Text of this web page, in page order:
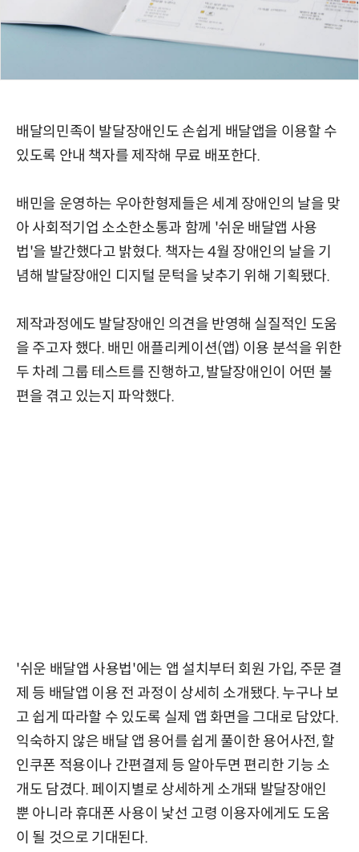
배달의민족이 발달장애인도 손쉽게 배달앱을 이용할 수
있도록 안내 책자를 제작해 무료 배포한다.
배민을 운영하는 우아한형제들은 세계 장애인의 날을 맞
아 사회적기업 소소한소통과 함께 '쉬운 배달앱 사용
법'을 발간했다고 밝혔다. 책자는 4월 장애인의 날을 기
념해 발달장애인 디지털 문턱을 낮추기 위해 기획됐다.
제작과정에도 발달장애인 의견을 반영해 실질적인 도움
을 주고자 했다. 배민 애플리케이션(앱) 이용 분석을 위한
두 차례 그룹 테스트를 진행하고, 발달장애인이 어떤 불
편을 겪고 있는지 파악했다.
'쉬운 배달앱 사용법'에는 앱 설치부터 회원 가입, 주문 결
제 등 배달앱 이용 전 과정이 상세히 소개됐다. 누구나 보
고 쉽게 따라할 수 있도록 실제 앱 화면을 그대로 담았다.
익숙하지 않은 배달 앱 용어를 쉽게 풀이한 용어사전, 할
인쿠폰 적용이나 간편결제 등 알아두면 편리한 기능 소
개도 담겼다. 페이지별로 상세하게 소개돼 발달장애인
뿐 아니라 휴대폰 사용이 낯선 고령 이용자에게도 도움
이 될 것으로 기대된다.